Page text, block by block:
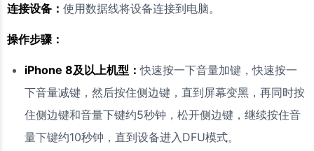
连接设备： 使用数据线将设备连接到电脑。
操作步骤：
iPhone 8及以上机型：快速按一下音量加键，快速按一
下音量减键，然后按住侧边键，直到屏幕变黑，再同时按
住侧边键和音量下键约5秒钟，松开侧边键，继续按住音
量下键约10秒钟，直到设备进入DFU模式。